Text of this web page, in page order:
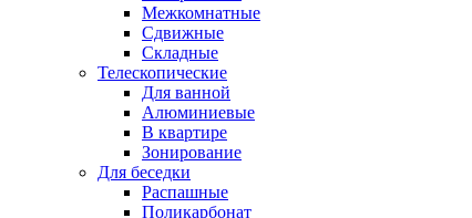
Межкомнатные
Сдвижные
Складные
Телескопические
Для ванной
Алюминиевые
В квартире
Зонирование
Для беседки
Распашные
Поликарбонат